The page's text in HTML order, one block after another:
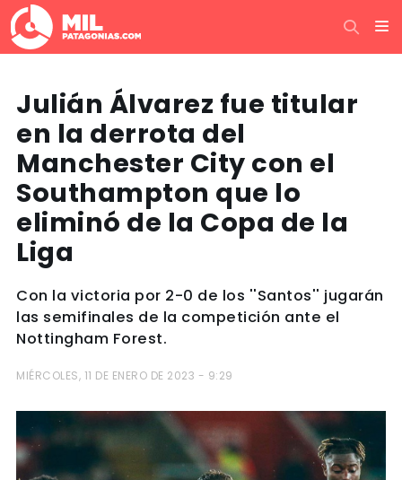
Julián Álvarez fue titular
en la derrota del
Manchester City con el
Southampton que lo
eliminó de la Copa de la
Liga
Con la victoria por 2-0 de los ''Santos'' jugarán
las semifinales de la competición ante el
Nottingham Forest.
MIÉRCOLES, 11 DE ENERO DE 2023 - 9:29